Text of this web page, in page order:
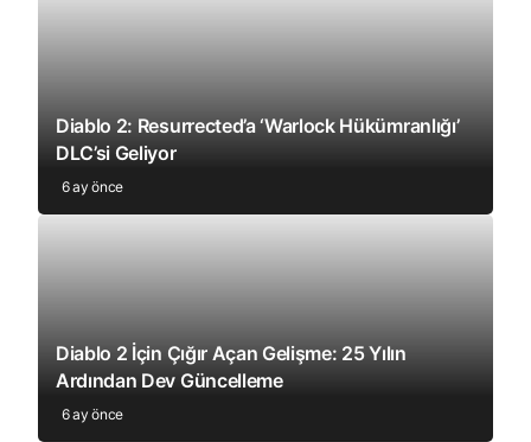
Diablo 2: Resurrected’a ‘Warlock Hükümranlığı’
DLC’si Geliyor
6 ay önce
Diablo 2 İçin Çığır Açan Gelişme: 25 Yılın
Ardından Dev Güncelleme
6 ay önce